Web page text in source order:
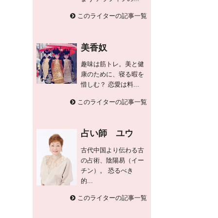
このライターの記事一覧
美香奴
趣味は筋トレ。美と健
康のために、寝る暇を
惜しむ？ 恋愛は料...
このライターの記事一覧
占い師 ユウ
古代中国より伝わる古
の占術、陰陽易（イー
チン）。 恐るべき
的...
このライターの記事一覧